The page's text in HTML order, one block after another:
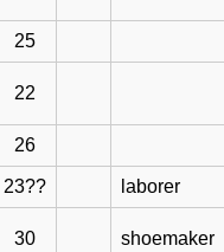
25
22
26
23?? laborer
30 shoemaker